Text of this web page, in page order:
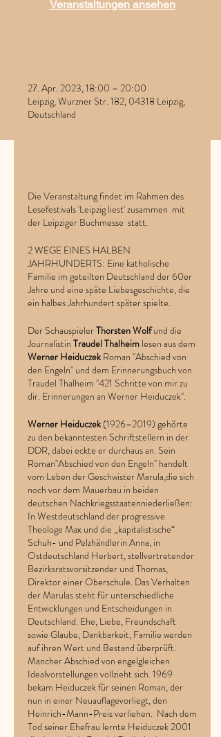
Veranstaltungen ansehen
27. Apr. 2023, 18:00 – 20:00
Leipzig, Wurzner Str. 182, 04318 Leipzig,
Deutschland
Die Veranstaltung findet im Rahmen des
Lesefestivals 'Leipzig liest' zusammen mit
der Leipziger Buchmesse statt.
2 WEGE EINES HALBEN
JAHRHUNDERTS: Eine katholische
Familie im geteilten Deutschland der 60er
Jahre und eine späte Liebesgeschichte, die
ein halbes Jahrhundert später spielte.
Der SchauspielerThorsten Wolfund die
Journalistin Traudel Thalheim lesen aus dem
Werner HeiduczekRoman "Abschied von
den Engeln" und dem Erinnerungsbuch von
Traudel Thalheim "421 Schritte von mir zu
dir. Erinnerungen an Werner Heiduczek".
Werner Heiduczek(1926–2019) gehörte
zu den bekanntesten Schriftstellern in der
DDR, dabei eckte er durchaus an. Sein
Roman"Abschied von den Engeln" handelt
vom Leben der Geschwister Marula,die sich
noch vor dem Mauerbau in beiden
deutschen Nachkriegsstaatenniederließen:
In Westdeutschland der progressive
Theologe Max und die „kapitalistische“
Schuh- und Pelzhändlerin Anna, in
Ostdeutschland Herbert, stellvertretender
Bezirksratsvorsitzender und Thomas,
Direktor einer Oberschule. Das Verhalten
der Marulas steht für unterschiedliche
Entwicklungen und Entscheidungen in
Deutschland. Ehe, Liebe, Freundschaft
sowie Glaube, Dankbarkeit, Familie werden
auf ihren Wert und Bestand überprüft.
Mancher Abschied von engelgleichen
Idealvorstellungen vollzieht sich. 1969
bekam Heiduczek für seinen Roman, der
nun in einer Neuauflagevorliegt, den
Heinrich-Mann-Preis verliehen. Nach dem
Tod seiner Ehefrau lernte Heiduczek 2001